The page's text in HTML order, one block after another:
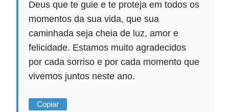
Deus que te guie e te proteja em todos os
momentos da sua vida, que sua
caminhada seja cheia de luz, amor e
felicidade. Estamos muito agradecidos
por cada sorriso e por cada momento que
vivemos juntos neste ano.
Copiar